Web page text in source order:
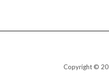
Copyright ©